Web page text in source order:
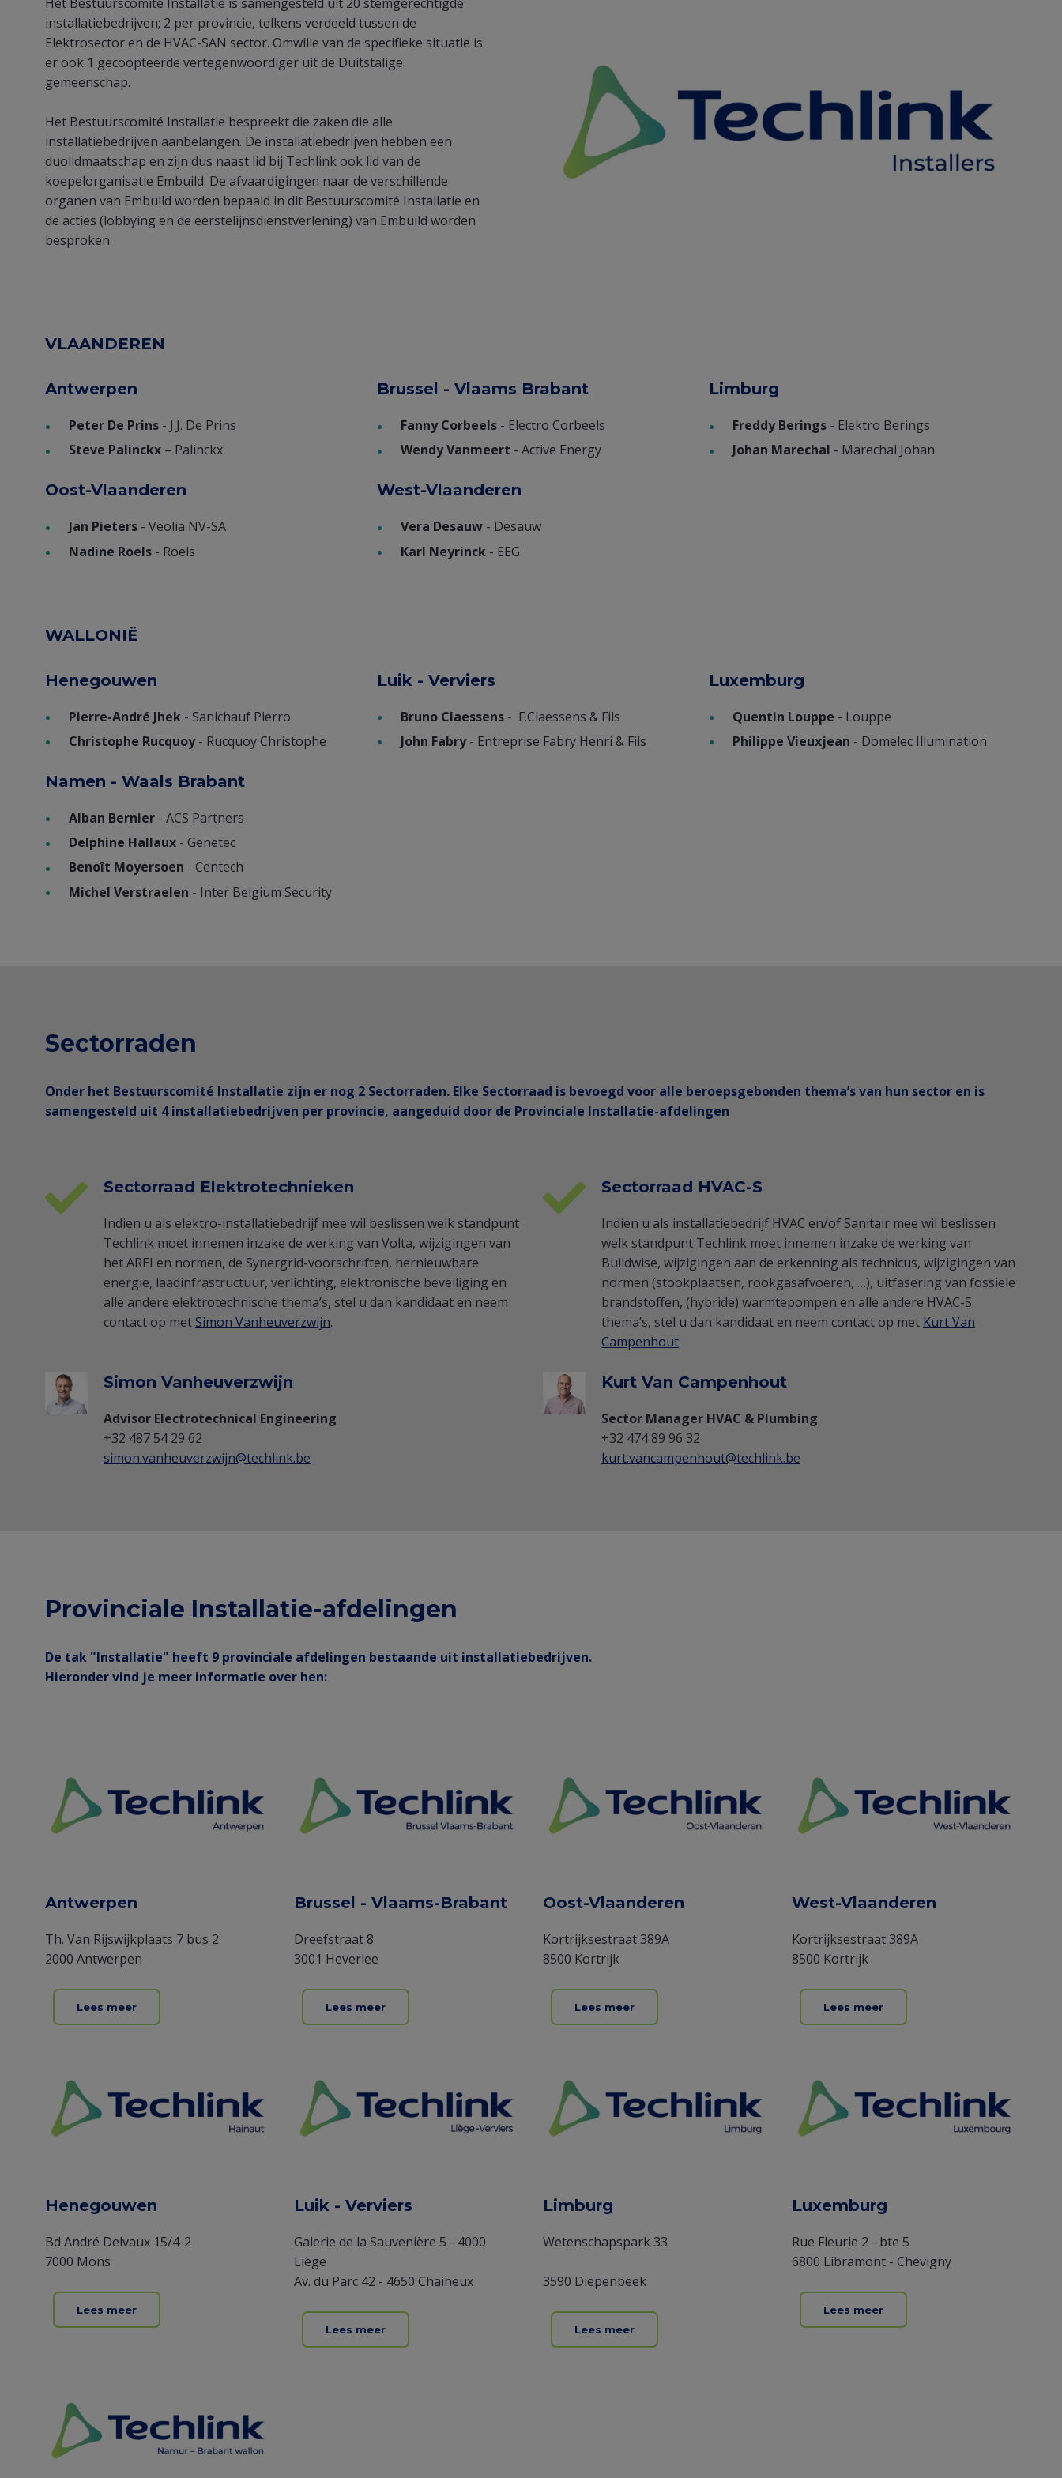
view
(Content)
installatiebedrijven; 2 per provincie, telkens verdeeld tussen de
Elektrosector en de HVAC-SAN sector. Omwille van de specifieke situatie is
er ook 1 gecoöpteerde vertegenwoordiger uit de Duitstalige
gemeenschap.
Het Bestuurscomité Installatie bespreekt die zaken die alle
installatiebedrijven aanbelangen. De installatiebedrijven hebben een
duolidmaatschap en zijn dus naast lid bij Techlink ook lid van de
koepelorganisatie Embuild. De afvaardigingen naar de verschillende
organen van Embuild worden bepaald in dit Bestuurscomité Installatie en
de acties (lobbying en de eerstelijnsdienstverlening) van Embuild worden
besproken
VLAANDEREN
Antwerpen
Peter De Prins - J.J. De Prins
Steve Palinckx – Palinckx
Brussel - Vlaams Brabant
Fanny Corbeels- Electro Corbeels
Wendy Vanmeert - Active Energy
Limburg
Freddy Berings - Elektro Berings
Johan Marechal - Marechal Johan
Oost-Vlaanderen
Jan Pieters - Veolia NV-SA
Nadine Roels - Roels
West-Vlaanderen
Vera Desauw- Desauw
Karl Neyrinck - EEG
WALLONIË
Henegouwen
Pierre-André Jhek - Sanichauf Pierro
Christophe Rucquoy- Rucquoy Christophe
Luik - Verviers
Bruno Claessens - F.Claessens & Fils
John Fabry- Entreprise Fabry Henri & Fils
Luxemburg
Quentin Louppe - Louppe
Philippe Vieuxjean - Domelec Illumination
Namen - Waals Brabant
Alban Bernier - ACS Partners
Delphine Hallaux - Genetec
Benoît Moyersoen - Centech
Michel Verstraelen - Inter Belgium Security
Sectorraden
Onder het Bestuurscomité Installatie zijn er nog 2 Sectorraden. Elke Sectorraad is bevoegd voor alle beroepsgebonden thema’s van hun sector en is
samengesteld uit 4 installatiebedrijven per provincie, aangeduid door de Provinciale Installatie-afdelingen
Sectorraad Elektrotechnieken
Indien u als elektro-installatiebedrijf mee wil beslissen welk standpunt
Techlink moet innemen inzake de werking van Volta, wijzigingen van
het AREI en normen, de Synergrid-voorschriften, hernieuwbare
energie, laadinfrastructuur, verlichting, elektronische beveiliging en
alle andere elektrotechnische thema’s, stel u dan kandidaat en neem
contact op met Simon Vanheuverzwijn.
Sectorraad HVAC-S
Indien u als installatiebedrijf HVAC en/of Sanitair mee wil beslissen
welk standpunt Techlink moet innemen inzake de werking van
Buildwise, wijzigingen aan de erkenning als technicus, wijzigingen van
normen (stookplaatsen, rookgasafvoeren, …), uitfasering van fossiele
brandstoffen, (hybride) warmtepompen en alle andere HVAC-S
thema’s, stel u dan kandidaat en neem contact op met Kurt Van
Campenhout
Simon Vanheuverzwijn
Advisor Electrotechnical Engineering
+32 487 54 29 62
simon.vanheuverzwijn@techlink.be
Kurt Van Campenhout
Sector Manager HVAC & Plumbing
+32 474 89 96 32
kurt.vancampenhout@techlink.be
Provinciale Installatie-afdelingen
De tak "Installatie" heeft 9 provinciale afdelingen bestaande uit installatiebedrijven.
Hieronder vind je meer informatie over hen:
Antwerpen
Th. Van Rijswijkplaats 7 bus 2
2000 Antwerpen
Lees meer
Brussel - Vlaams-Brabant
Dreefstraat 8
3001 Heverlee
Lees meer
Oost-Vlaanderen
Kortrijksestraat 389A
8500 Kortrijk
Lees meer
West-Vlaanderen
Kortrijksestraat 389A
8500 Kortrijk
Lees meer
Henegouwen
Bd André Delvaux 15/4-2
7000 Mons
Lees meer
Luik - Verviers
Galerie de la Sauvenière 5 - 4000
Liège
Av. du Parc 42 - 4650 Chaineux
Lees meer
Limburg
Wetenschapspark 33
3590 Diepenbeek
Lees meer
Luxemburg
Rue Fleurie 2 - bte 5
6800 Libramont - Chevigny
Lees meer